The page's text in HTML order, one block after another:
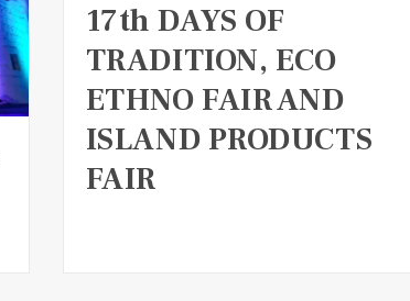
17th DAYS OF
TRADITION, ECO
ETHNO FAIR AND
ISLAND PRODUCTS
FAIR